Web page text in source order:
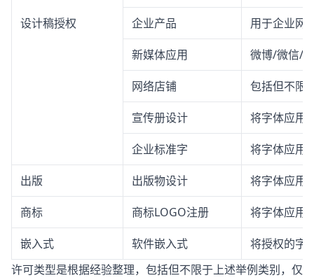
设计稿授权 企业产品 用于企业网
新媒体应用 微博/微信/
网络店铺 包括但不限
宣传册设计 将字体应用
企业标准字 将字体应用
出版 出版物设计 将字体应用
商标 商标LOGO注册 将字体应用
嵌入式 软件嵌入式
将授权的字
许可类型是根据经验整理，包括但不限于上述举例类别，仅